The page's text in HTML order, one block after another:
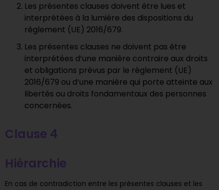
Les présentes clauses doivent être lues et
interprétées à la lumière des dispositions du
règlement (UE) 2016/679.
Les présentes clauses ne doivent pas être
interprétées d’une manière contraire aux droits
et obligations prévus par le règlement (UE)
2016/679 ou d’une manière qui porte atteinte aux
libertés ou droits fondamentaux des personnes
concernées.
Clause 4
Hiérarchie
En cas de contradiction entre les présentes clauses et les